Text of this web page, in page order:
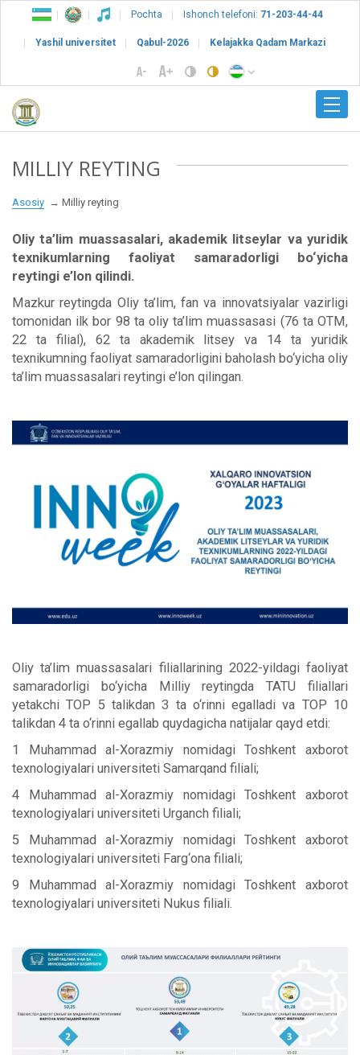
Pochta Ishonch telefoni: 71-203-44-44
Yashil universitet Qabul-2026 Kelajakka Qadam Markazi
MILLIY REYTING
Asosiy Milliy reyting
Oliy ta’lim muassasalari, akademik litseylar va yuridik
texnikumlarning faoliyat samaradorligi bo‘yicha
reytingi e’lon qilindi.
Mazkur reytingda Oliy ta’lim, fan va innovatsiyalar vazirligi
tomonidan ilk bor 98 ta oliy ta’lim muassasasi (76 ta OTM,
22 ta filial), 62 ta akademik litsey va 14 ta yuridik
texnikumning faoliyat samaradorligini baholash bo‘yicha oliy
ta’lim muassasalari reytingi e’lon qilingan.
Oliy ta’lim muassasalari filiallarining 2022-yildagi faoliyat
samaradorligi bo‘yicha Milliy reytingda TATU filiallari
yetakchi TOP 5 talikdan 3 ta o‘rinni egalladi va TOP 10
talikdan 4 ta o‘rinni egallab quydagicha natijalar qayd etdi:
1 Muhammad al-Xorazmiy nomidagi Toshkent axborot
texnologiyalari universiteti Samarqand filiali;
4 Muhammad al-Xorazmiy nomidagi Toshkent axborot
texnologiyalari universiteti Urganch filiali;
5 Muhammad al-Xorazmiy nomidagi Toshkent axborot
texnologiyalari universiteti Farg‘ona filiali;
9 Muhammad al-Xorazmiy nomidagi Toshkent axborot
texnologiyalari universiteti Nukus filiali.